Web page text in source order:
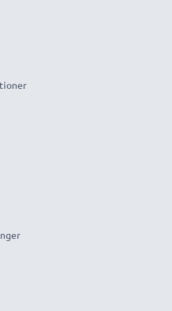
med denne smarte,
fra CELLONIC.
og 3 års garanti!